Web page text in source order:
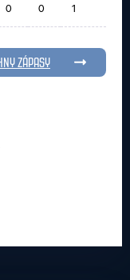
0 0 1
ZÁPASY